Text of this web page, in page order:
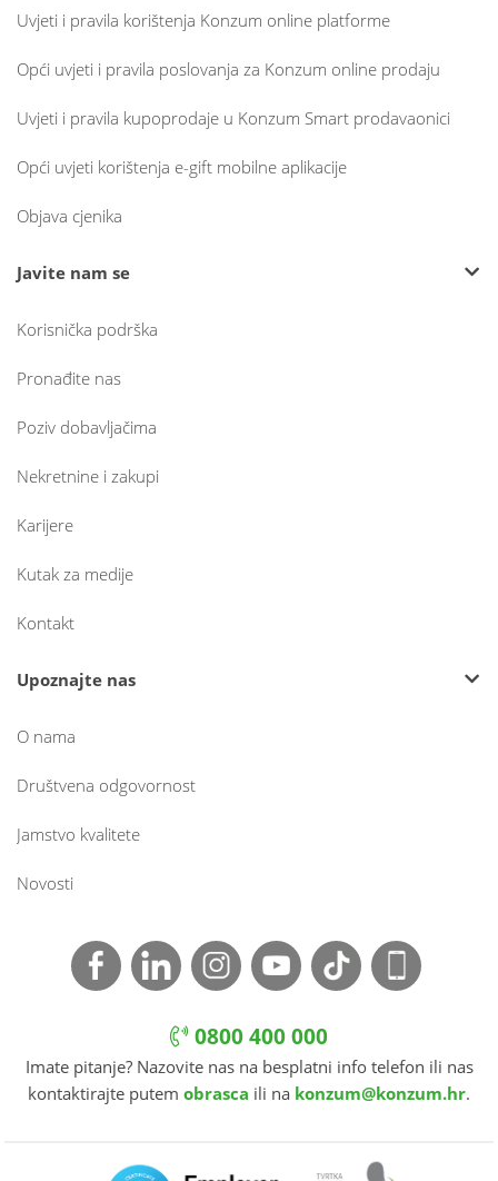
Uvjeti i pravila korištenja Konzum online platforme
Opći uvjeti i pravila poslovanja za Konzum online prodaju
Uvjeti i pravila kupoprodaje u Konzum Smart prodavaonici
Opći uvjeti korištenja e-gift mobilne aplikacije
Objava cjenika
Javite nam se
Korisnička podrška
Pronađite nas
Poziv dobavljačima
Nekretnine i zakupi
Karijere
Kutak za medije
Kontakt
Upoznajte nas
O nama
Društvena odgovornost
Jamstvo kvalitete
Novosti
0800 400 000
Imate pitanje? Nazovite nas na besplatni info telefon ili nas
kontaktirajte putem obrasca ili na konzum@konzum.hr.